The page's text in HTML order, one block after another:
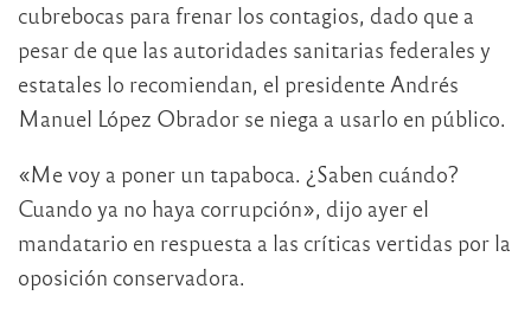
cubrebocas para frenar los contagios, dado que a
pesar de que las autoridades sanitarias federales y
estatales lo recomiendan, el presidente Andrés
Manuel López Obrador se niega a usarlo en público.
«Me voy a poner un tapaboca. ¿Saben cuándo?
Cuando ya no haya corrupción», dijo ayer el
mandatario en respuesta a las críticas vertidas por la
oposición conservadora.